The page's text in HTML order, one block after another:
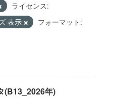
ライセンス:
表示
フォーマット:
(B13_2026年)